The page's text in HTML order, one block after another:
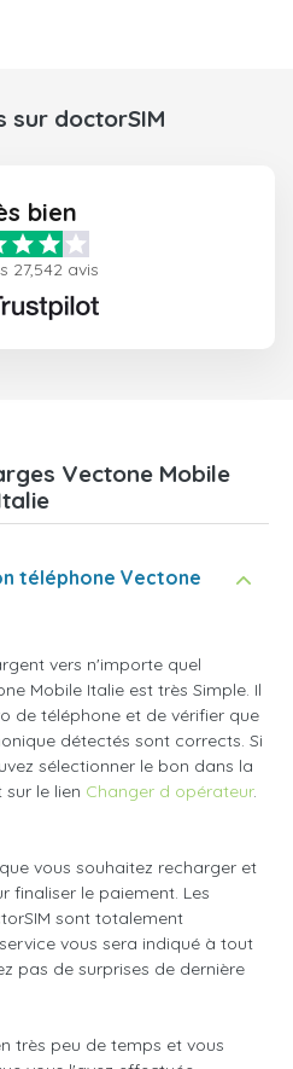
sur doctorSIM
bien
27,542 avis
Vectone Mobile
téléphone Vectone
vers n'importe quel
Mobile Italie est très Simple. Il
de téléphone et de vérifier que
détectés sont corrects. Si
sélectionner le bon dans la
le lien Changer d opérateur.
vous souhaitez recharger et
finaliser le paiement. Les
sont totalement
vous sera indiqué à tout
pas de surprises de dernière
très peu de temps et vous